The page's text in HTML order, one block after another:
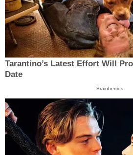
Tarantino’s Latest Effort Will
Date
Brainberries